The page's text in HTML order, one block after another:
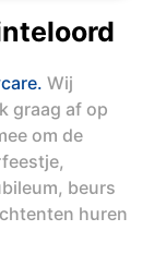
Wij
graag af op
om de
beurs
huren